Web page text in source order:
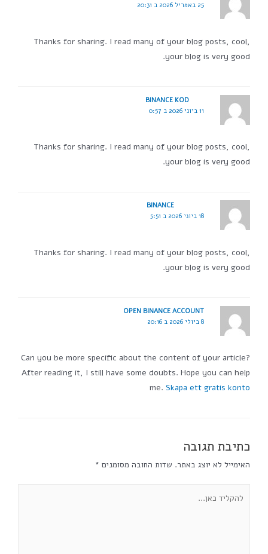
25 באפריל 2026 ב 20:31
Thanks for sharing. I read many of your blog posts, cool,
your blog is very good.
BINANCE KOD
11 ביוני 2026 ב 0:57
Thanks for sharing. I read many of your blog posts, cool,
your blog is very good.
BINANCE
18 ביוני 2026 ב 5:51
Thanks for sharing. I read many of your blog posts, cool,
your blog is very good.
OPEN BINANCE ACCOUNT
8 ביולי 2026 ב 20:16
Can you be more specific about the content of your article?
After reading it, I still have some doubts. Hope you can help
me. Skapa ett gratis konto
כתיבת תגובה
האימייל לא יוצג באתר. שדות החובה מסומנים *